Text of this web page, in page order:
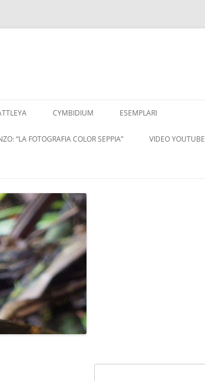
CYMBIDIUM ESEMPLARI
“LA FOTOGRAFIA COLOR SEPPIA” VIDEO YOUTUBE